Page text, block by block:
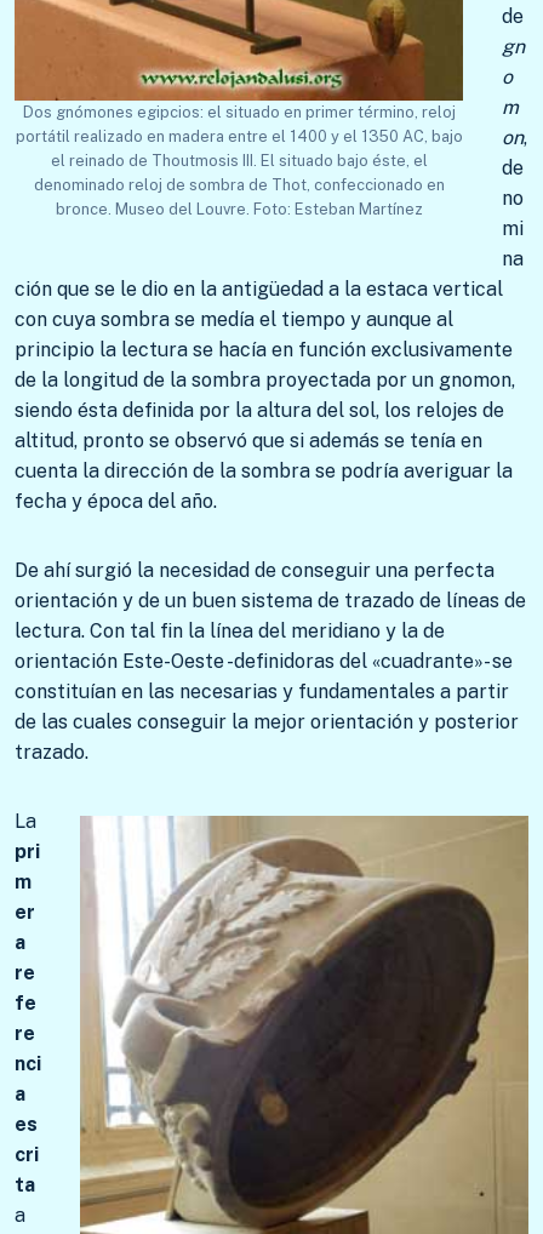
Dos gnómones egipcios: el situado en primer término, reloj
portátil realizado en madera entre el 1400 y el 1350 AC, bajo
el reinado de Thoutmosis III. El situado bajo éste, el
denominado reloj de sombra de Thot, confeccionado en
bronce. Museo del Louvre. Foto: Esteban Martínez
de
gn
o
m
on,
de
no
mi
na
ción que se le dio en la antigüedad a la estaca vertical
con cuya sombra se medía el tiempo y aunque al
principio la lectura se hacía en función exclusivamente
de la longitud de la sombra proyectada por un gnomon,
siendo ésta definida por la altura del sol, los relojes de
altitud, pronto se observó que si además se tenía en
cuenta la dirección de la sombra se podría averiguar la
fecha y época del año.
De ahí surgió la necesidad de conseguir una perfecta
orientación y de un buen sistema de trazado de líneas de
lectura. Con tal fin la línea del meridiano y la de
orientación Este-Oeste -definidoras del «cuadrante»- se
constituían en las necesarias y fundamentales a partir
de las cuales conseguir la mejor orientación y posterior
trazado.
La
pri
m
er
a
re
fe
re
nci
a
es
cri
ta
a